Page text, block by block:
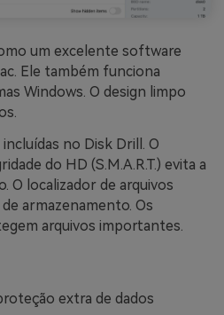
um excelente software
Ele também funciona
Windows. O design limpo
no Disk Drill. O
do HD (S.M.A.R.T.) evita a
O localizador de arquivos
armazenamento. Os
arquivos importantes.
extra de dados